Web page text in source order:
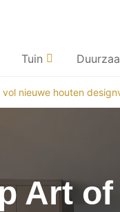
Tuin
nieuwe houten
Art